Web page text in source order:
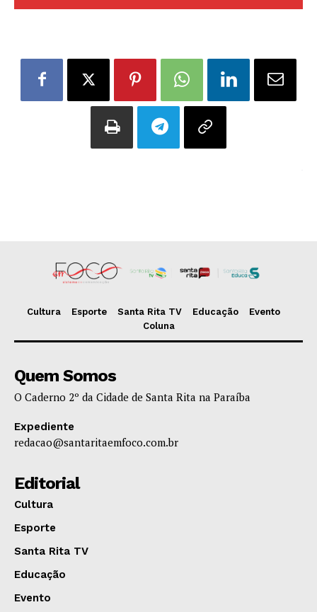
Cultura Esporte Santa Rita TV Educação
Evento
Coluna
Quem Somos
O Caderno 2º da Cidade de Santa Rita na Paraíba
Expediente
redacao@santaritaemfoco.com.br
Editorial
Cultura
Esporte
Santa Rita TV
Educação
Evento